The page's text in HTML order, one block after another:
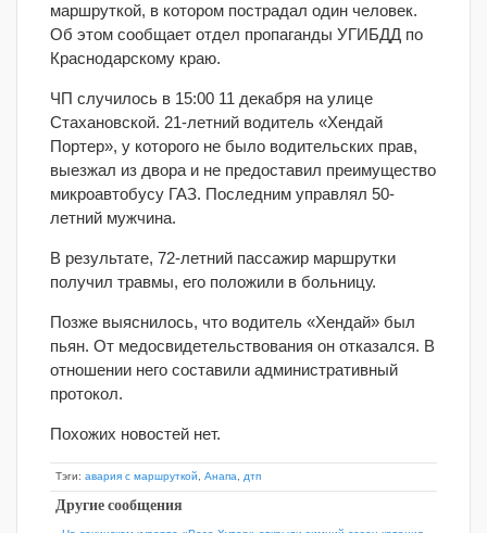
маршруткой, в котором пострадал один человек.
Об этом сообщает отдел пропаганды УГИБДД по
Краснодарскому краю.
ЧП случилось в 15:00 11 декабря на улице
Стахановской. 21-летний водитель «Хендай
Портер», у которого не было водительских прав,
выезжал из двора и не предоставил преимущество
микроавтобусу ГАЗ. Последним управлял 50-
летний мужчина.
В результате, 72-летний пассажир маршрутки
получил травмы, его положили в больницу.
Позже выяснилось, что водитель «Хендай» был
пьян. От медосвидетельствования он отказался. В
отношении него составили административный
протокол.
Похожих новостей нет.
Тэги: авария с маршруткой Анапа дтп
Другие сообщения